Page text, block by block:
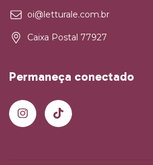
oi@letturale.com.br
Caixa Postal 77927
Permaneça conectado